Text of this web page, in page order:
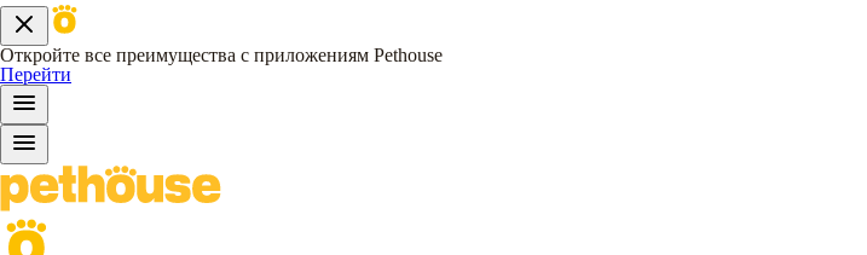
Откройте все преимущества с приложениям Pethouse
Перейти